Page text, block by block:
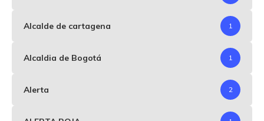
Alcalde de cartagena 1
Alcaldia de Bogotá 1
Alerta 2